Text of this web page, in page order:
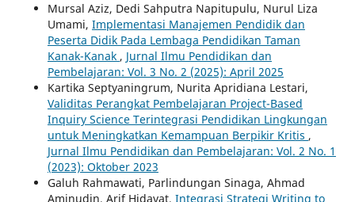
Mursal Aziz, Dedi Sahputra Napitupulu, Nurul Liza
Umami, Implementasi Manajemen Pendidik dan
Peserta Didik Pada Lembaga Pendidikan Taman
Kanak-Kanak , Jurnal Ilmu Pendidikan dan
Pembelajaran: Vol. 3 No. 2 (2025): April 2025
Kartika Septyaningrum, Nurita Apridiana Lestari,
Validitas Perangkat Pembelajaran Project-Based
Inquiry Science Terintegrasi Pendidikan Lingkungan
untuk Meningkatkan Kemampuan Berpikir Kritis ,
Jurnal Ilmu Pendidikan dan Pembelajaran: Vol. 2 No. 1
(2023): Oktober 2023
Galuh Rahmawati, Parlindungan Sinaga, Ahmad
Aminudin, Arif Hidayat, Integrasi Strategi Writing to